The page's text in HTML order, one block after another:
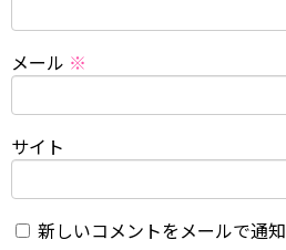
メール ※
サイト
新しいコメントをメールで通知